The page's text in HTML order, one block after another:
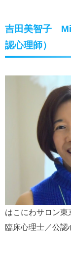
吉田美智子
認心理師）
はこにわサロン東
臨床心理士／公認